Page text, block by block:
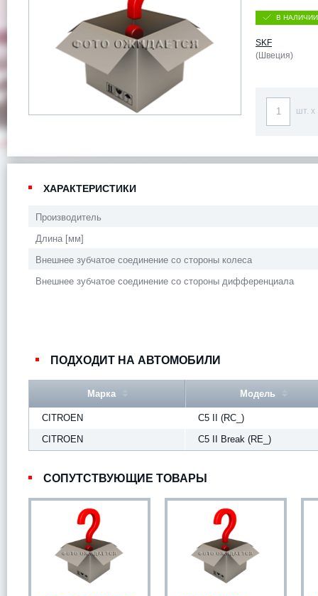
В НАЛИЧИИ
SKF
(Швеция)
шт. x
ХАРАКТЕРИСТИКИ
Производитель
Длина [мм]
Внешнее зубчатое соединение со стороны колеса
Внешнее зубчатое соединение со стороны дифференциала
ПОДХОДИТ НА АВТОМОБИЛИ
Марка Модель
CITROEN
C5 II (RC_)
CITROEN
C5 II Break (RE_)
СОПУТСТВУЮЩИЕ ТОВАРЫ